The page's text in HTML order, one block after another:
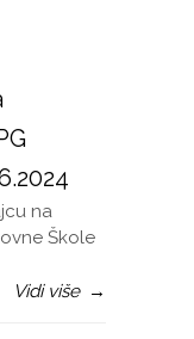
na
Škole
Vidi više →